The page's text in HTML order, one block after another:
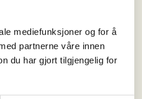
mediefunksjoner og for å
partnerne våre innen
du har gjort tilgjengelig for